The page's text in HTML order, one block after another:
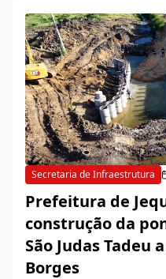
Secretaria de Infraestrutura
Prefeitura de
construção da
São Judas Tadeu
Borges